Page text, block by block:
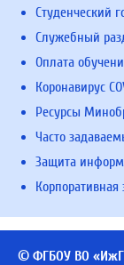
Студенческий
Служебный
Оплата
Коронавирус
Ресурсы
Часто
Защита
Корпоративная
© ФГБОУ ВО